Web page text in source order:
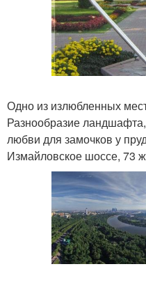
Одно из излюбленных
Разнообразие
любви для замочков у
Измайловское шоссе, 73